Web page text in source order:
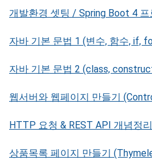
개발환경 셋팅 / Spring Boot 4 프
자바 기본 문법 1 (변수, 함수, if,
자바 기본 문법 2 (class,
웹서버와 웹페이지 만들기
HTTP 요청 & REST API 개념정리
상품목록 페이지 만들기